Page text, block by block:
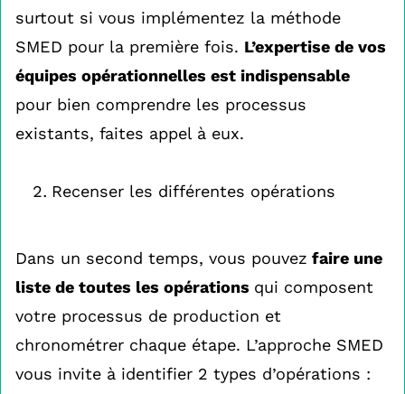
surtout si vous implémentez la méthode
SMED pour la première fois. L’expertise de vos
équipes opérationnelles est indispensable
pour bien comprendre les processus
existants, faites appel à eux.
Recenser les différentes opérations
Dans un second temps, vous pouvez faire une
liste de toutes les opérations qui composent
votre processus de production et
chronométrer chaque étape. L’approche SMED
vous invite à identifier 2 types d’opérations :